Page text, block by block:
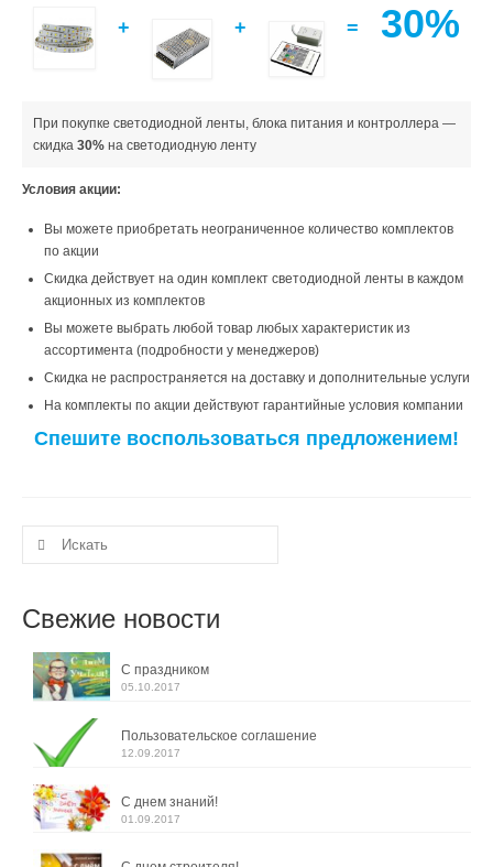
+ + = 30%
При покупке светодиодной ленты, блока питания и контроллера —
скидка 30% на светодиодную ленту
Условия акции:
Вы можете приобретать неограниченное количество комплектов
по акции
Скидка действует на один комплект светодиодной ленты в каждом
акционных из комплектов
Вы можете выбрать любой товар любых характеристик из
ассортимента (подробности у менеджеров)
Скидка не распространяется на доставку и дополнительные услуги
На комплекты по акции действуют гарантийные условия компании
Спешите воспользоваться предложением!
Искать:
Свежие новости
С праздником
05.10.2017
Пользовательское соглашение
12.09.2017
С днем знаний!
01.09.2017